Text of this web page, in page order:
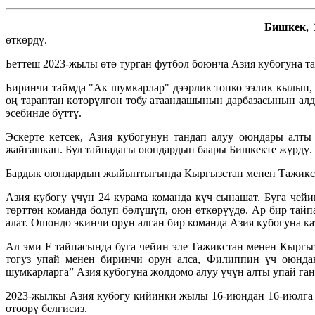
Бишкек,
өткөрдү.
Беттеш 2023-жылы өтө турган футбол боюнча Азия кубогуна
Биринчи таймда "Ак шумкарлар" дээрлик топко ээлик
оң тараптан көтөрүлгөн тобу атаандашынын дарбазасынын
эсебинде бүттү.
Эскерте кетсек, Азия кубогунун тандап алуу оюндары
жайгашкан. Бул тайпадагы оюндардын баары Бишкекте жүрдү.
Бардык оюндардын жыйынтыгында Кыргызстан менен
Азия кубогу үчүн 24 курама команда күч сынашат. Буга
төрттөн команда болуп бөлүшүп, оюн өткөрүүдө. Ар бир
алат. Ошондо экинчи орун алган бир команда Азия кубогуна
Ал эми F тайпасында буга чейин эле Тажикстан менен
тогуз упай менен биринчи орун алса, Филиппин үч
шумкарларга” Азия кубогуна жолдомо алуу үчүн алты упай
2023-жылкы Азия кубогу кийинки жылы 16-июндан 16-июлга
өтөөрү белгисиз.